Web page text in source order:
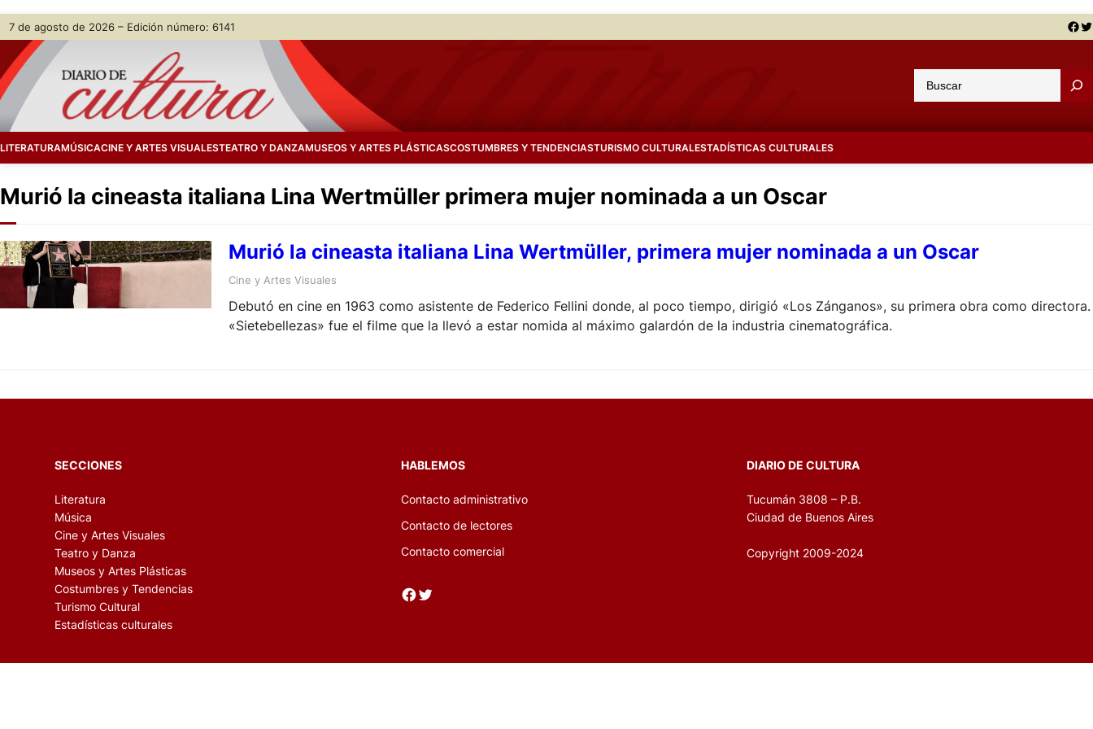
Skip
content
7 de agosto de 2026 – Edición número: 6141 Facebook Twitter
u
a
LITERATURAMÚSICACINE Y ARTES VISUALESTEATRO Y DANZAMUSEOS Y ARTES PLÁSTICASCOSTUMBRES Y TENDENCIASTURISMO CULTURALESTADÍSTICAS CULTURALES
Murió la cineasta italiana Lina Wertmüller primera mujer nominada a un Oscar
Murió la cineasta italiana Lina Wertmüller, primera mujer nominada a un Oscar
Cine y Artes Visuales
Debutó en cine en 1963 como asistente de Federico Fellini donde, al poco tiempo, dirigió «Los Zánganos», su primera obra como directora.
«Sietebellezas» fue el filme que la llevó a estar nomida al máximo galardón de la industria cinematográfica.
SECCIONES
Literatura
Música
Cine y Artes Visuales
Teatro y Danza
Museos y Artes Plásticas
Costumbres y Tendencias
Turismo Cultural
Estadísticas culturales
HABLEMOS
Contacto administrativo
Contacto de lectores
Contacto comercial
Facebook Twitter
DIARIO DE CULTURA
Tucumán 3808 – P.B.
Ciudad de Buenos Aires
Copyright 2009-2024